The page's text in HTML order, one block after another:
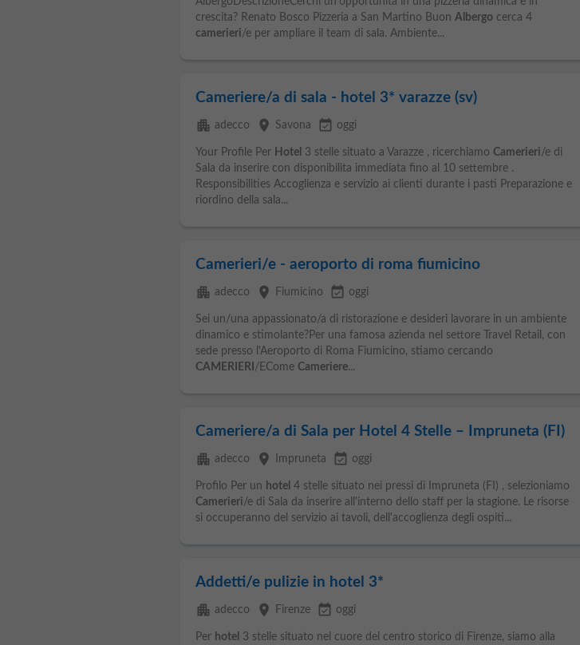
crescita? Renato Bosco Pizzeria a San Martino Buon Albergocerca 4
camerieri/e per ampliare il team di sala. Ambiente...
Cameriere/a di sala - hotel 3* varazze (sv)
apartment adecco place Savona event_available oggi
Your Profile Per Hotel 3 stelle situato a Varazze , ricerchiamo Camerieri/e di
Sala da inserire con disponibilita immediata fino al 10 settembre .
Responsibilities Accoglienza e servizio ai clienti durante i pasti Preparazione e
riordino della sala...
Camerieri/e - aeroporto di roma fiumicino
apartment adecco place Fiumicino event_available oggi
Sei un/una appassionato/a di ristorazione e desideri lavorare in un ambiente
dinamico e stimolante?Per una famosa azienda nel settore Travel Retail, con
sede presso l'Aeroporto di Roma Fiumicino, stiamo cercando
CAMERIERI /ECome Cameriere...
Cameriere/a di Sala per Hotel 4 Stelle – Impruneta (FI)
apartment adecco place Impruneta event_available oggi
Profilo Per un hotel 4 stelle situato nei pressi di Impruneta (FI) , selezioniamo
Camerieri/e di Sala da inserire all'interno dello staff per la stagione. Le risorse
si occuperanno del servizio ai tavoli, dell'accoglienza degli ospiti...
Addetti/e pulizie in hotel 3*
apartment adecco place Firenze event_available oggi
Per hotel 3 stelle situato nel cuore del centro storico di Firenze, siamo alla